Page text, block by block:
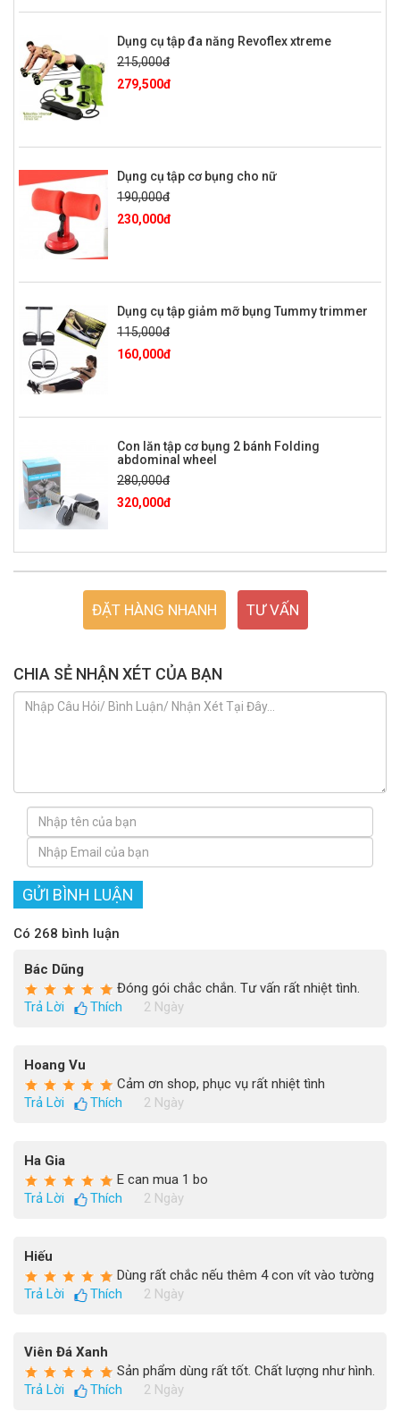
Dụng cụ tập đa năng Revoflex xtreme
215,000đ
279,500đ
Dụng cụ tập cơ bụng cho nữ
190,000đ
230,000đ
Dụng cụ tập giảm mỡ bụng Tummy trimmer
115,000đ
160,000đ
Con lăn tập cơ bụng 2 bánh Folding
abdominal wheel
280,000đ
320,000đ
ĐẶT HÀNG NHANH TƯ VẤN
CHIA SẺ NHẬN XÉT CỦA BẠN
GỬI BÌNH LUẬN
Có 268 bình luận
Bác Dũng
Đóng gói chắc chắn. Tư vấn rất nhiệt tình.
Trả Lời
Thích 2 Ngày
Hoang Vu
Cảm ơn shop, phục vụ rất nhiệt tình
Trả Lời
Thích 2 Ngày
Ha Gia
E can mua 1 bo
Trả Lời
Thích 2 Ngày
Hiếu
Dùng rất chắc nếu thêm 4 con vít vào tường
Trả Lời
Thích 2 Ngày
Viên Đá Xanh
Sản phẩm dùng rất tốt. Chất lượng như hình.
Trả Lời
Thích 2 Ngày